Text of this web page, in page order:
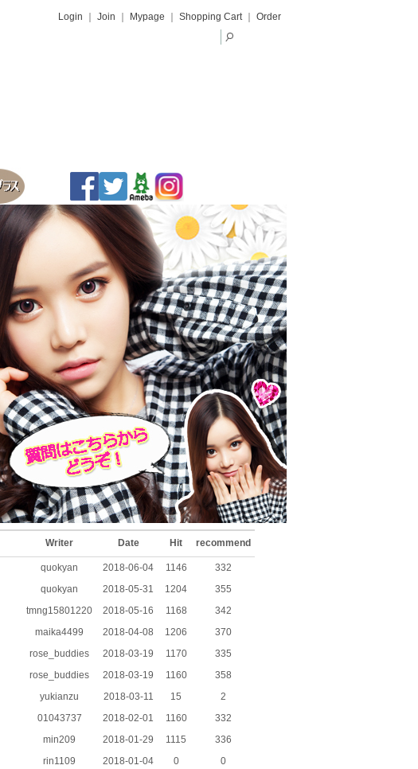
Login Join Mypage Shopping Cart｜ Order
Writer Date Hit recommend
quokyan 2018-06-04 1146
332
quokyan 2018-05-31 1204
355
tmng15801220 2018-05-16 1168
342
maika4499 2018-04-08 1206
370
rose_buddies 2018-03-19 1170
335
rose_buddies 2018-03-19 1160
358
yukianzu 2018-03-11 15
2
01043737 2018-02-01 1160
332
min209 2018-01-29 1115
336
rin1109 2018-01-04 0
0